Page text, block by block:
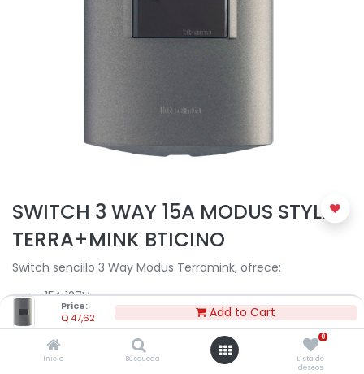
Price:
Q 47,62 Add to Cart
Inicio Búsqueda
0
Lista de
deseos
SWITCH 3 WAY 15A MODUS STYLE
TERRA+MINK BTICINO
Switch sencillo 3 Way Modus Terramink, ofrece:
15A 127V
Color: Terra + mink
47,62